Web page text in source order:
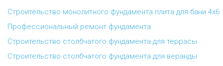
Строительство монолитного фундамента плита для бани 4х6
Профессиональный ремонт фундамента
Строительство столбчатого фундамента для террасы
Строительство столбчатого фундамента для веранды